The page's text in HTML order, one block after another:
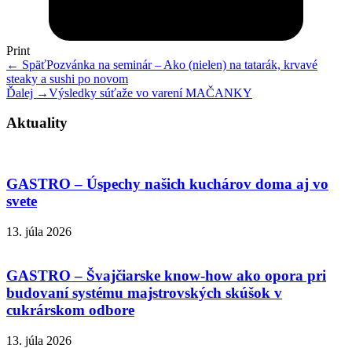
Print
← SpäťPozvánka na seminár – Ako (nielen) na tatarák, krvavé
steaky a sushi po novom
Ďalej →Výsledky súťaže vo varení MAČANKY
Aktuality
GASTRO – Úspechy našich kuchárov doma aj vo
svete
13. júla 2026
GASTRO – Švajčiarske know-how ako opora pri
budovaní systému majstrovských skúšok v
cukrárskom odbore
13. júla 2026